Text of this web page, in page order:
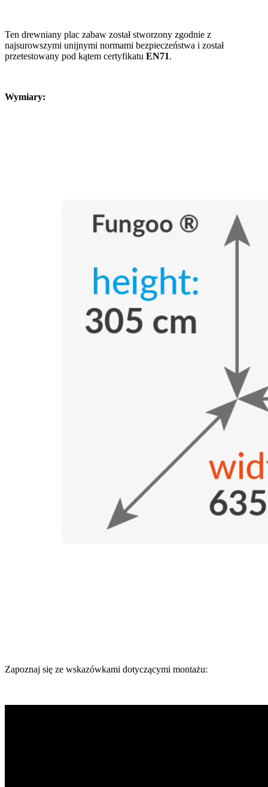
Ten drewniany plac zabaw został stworzony zgodnie z
najsurowszymi unijnymi normami bezpieczeństwa i został
przetestowany pod kątem certyfikatu EN71.
Wymiary:
Zapoznaj się ze wskazówkami dotyczącymi montażu: